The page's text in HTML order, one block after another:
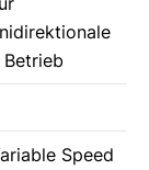
Betrieb
Speed